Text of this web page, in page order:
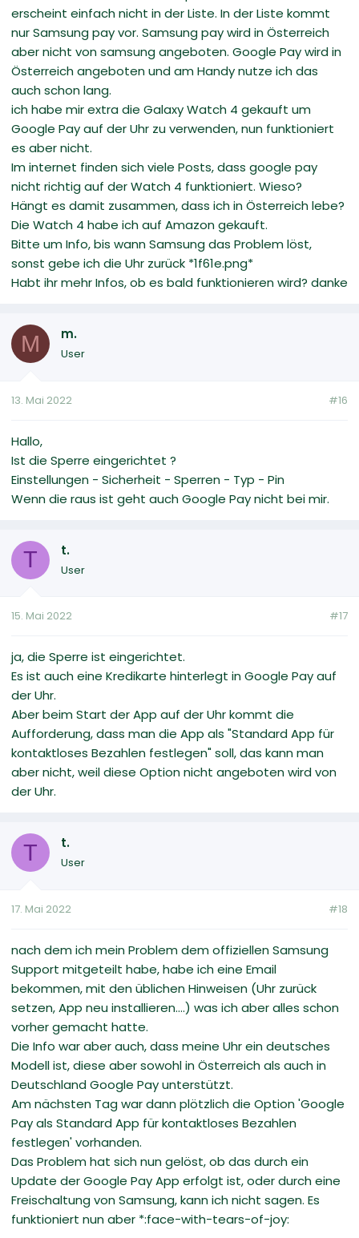
erscheint einfach nicht in der Liste. In der Liste kommt
nur Samsung pay vor. Samsung pay wird in Österreich
aber nicht von samsung angeboten. Google Pay wird in
Österreich angeboten und am Handy nutze ich das
auch schon lang.
ich habe mir extra die Galaxy Watch 4 gekauft um
Google Pay auf der Uhr zu verwenden, nun funktioniert
es aber nicht.
Im internet finden sich viele Posts, dass google pay
nicht richtig auf der Watch 4 funktioniert. Wieso?
Hängt es damit zusammen, dass ich in Österreich lebe?
Die Watch 4 habe ich auf Amazon gekauft.
Bitte um Info, bis wann Samsung das Problem löst,
sonst gebe ich die Uhr zurück *1f61e.png*
Habt ihr mehr Infos, ob es bald funktionieren wird? danke
M m.
User
13. Mai 2022 #16
Hallo,
Ist die Sperre eingerichtet ?
Einstellungen - Sicherheit - Sperren - Typ - Pin
Wenn die raus ist geht auch Google Pay nicht bei mir.
T t.
User
15. Mai 2022 #17
ja, die Sperre ist eingerichtet.
Es ist auch eine Kredikarte hinterlegt in Google Pay auf
der Uhr.
Aber beim Start der App auf der Uhr kommt die
Aufforderung, dass man die App als "Standard App für
kontaktloses Bezahlen festlegen" soll, das kann man
aber nicht, weil diese Option nicht angeboten wird von
der Uhr.
T t.
User
17. Mai 2022 #18
nach dem ich mein Problem dem offiziellen Samsung
Support mitgeteilt habe, habe ich eine Email
bekommen, mit den üblichen Hinweisen (Uhr zurück
setzen, App neu installieren....) was ich aber alles schon
vorher gemacht hatte.
Die Info war aber auch, dass meine Uhr ein deutsches
Modell ist, diese aber sowohl in Österreich als auch in
Deutschland Google Pay unterstützt.
Am nächsten Tag war dann plötzlich die Option 'Google
Pay als Standard App für kontaktloses Bezahlen
festlegen' vorhanden.
Das Problem hat sich nun gelöst, ob das durch ein
Update der Google Pay App erfolgt ist, oder durch eine
Freischaltung von Samsung, kann ich nicht sagen. Es
funktioniert nun aber *:face-with-tears-of-joy: